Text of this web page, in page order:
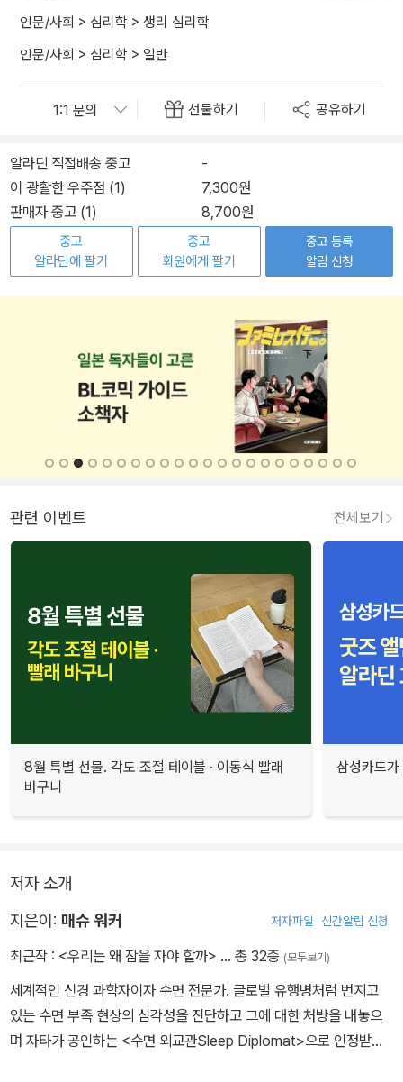
인문/사회 > 심리학 > 생리 심리학
인문/사회 > 심리학 > 일반
선물하기 공유하기
알라딘 직접배송 중고
-
이 광활한 우주점 (1)
7,300원
판매자 중고 (1)
8,700원
중고
알라딘에 팔기
중고
회원에게 팔기
중고 등록
알림 신청
관련 이벤트 전체보기
8월 특별 선물. 각도 조절 테이블 · 이동식 빨래
바구니
삼성카드
저자 소개
지은이: 매슈 워커 저자파일 신간알림 신청
최근작 : <우리는 왜 잠을 자야 할까> … 총 32종 (모두보기)
세계적인 신경 과학자이자 수면 전문가. 글로벌 유행병처럼 번지고
있는 수면 부족 현상의 심각성을 진단하고 그에 대한 처방을 내놓으
며 자타가 공인하는 <수면 외교관Sleep Diplomat>으로 인정받고